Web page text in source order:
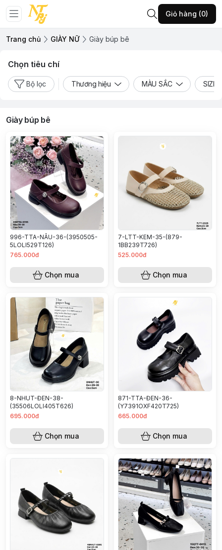
Giỏ hàng (0)
Trang chủ GIÀY NỮ Giày búp bê
Chọn tiêu chí
Bộ lọc Thương hiệu MÀU SẮC SIZE
Giày búp bê
996-TTA-NÂU-36-(3950505-
5LOLI529T126)
765.000đ
Chọn mua
7-LTT-KEM-35-(879-
1BB239T726)
525.000đ
Chọn mua
8-NHUT-ĐEN-38-
(35506LOLI405T626)
695.000đ
Chọn mua
871-TTA-ĐEN-36-
(Y7391OXF420T725)
665.000đ
Chọn mua